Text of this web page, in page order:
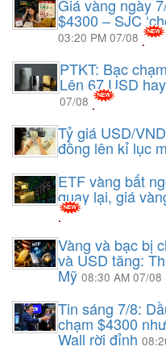
Giá vàng ngày
$4300 – SJC
03:20 PM 07/08
PTKT: Bạc
Lên 67 USD
07/08
Tỷ giá USD/
đồng lên kỉ lục
ETF vàng bất
quay lại, giá
Vàng và bạc bị
và USD tăng:
Mỹ 08:30 AM 07/08
Tin sáng 7/8:
chạm $4300
Wall rời đỉnh